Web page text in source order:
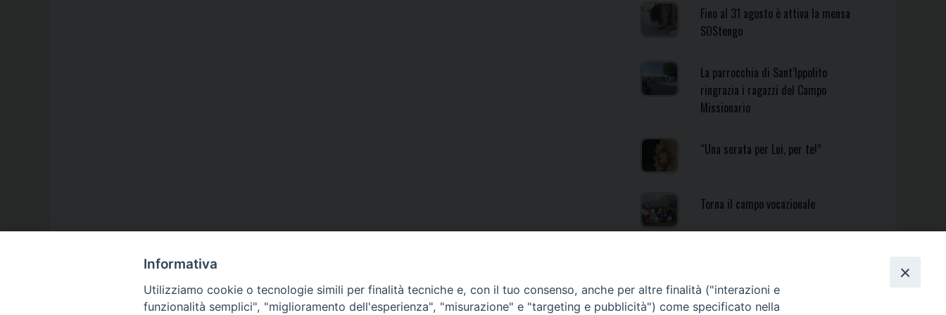
Fino al 31 agosto è attiva la mensa
SOStengo
La parrocchia di Sant’Ippolito
ringrazia i ragazzi del Campo
Missionario
“Una serata per Lui, per te!”
Torna il campo vocazionale
Informativa
Utilizziamo cookie o tecnologie simili per finalità tecniche e, con il tuo consenso, anche per altre finalità ("interazioni e
funzionalità semplici", "miglioramento dell'esperienza", "misurazione" e "targeting e pubblicità") come specificato nella